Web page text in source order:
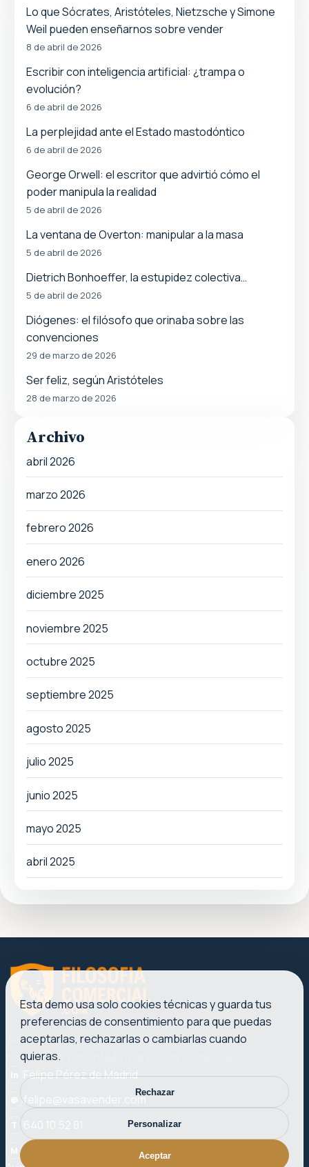
Lo que Sócrates, Aristóteles, Nietzsche y Simone
Weil pueden enseñarnos sobre vender
8 de abril de 2026
Escribir con inteligencia artificial: ¿trampa o
evolución?
6 de abril de 2026
La perplejidad ante el Estado mastodóntico
6 de abril de 2026
George Orwell: el escritor que advirtió cómo el
poder manipula la realidad
5 de abril de 2026
La ventana de Overton: manipular a la masa
5 de abril de 2026
Dietrich Bonhoeffer, la estupidez colectiva…
5 de abril de 2026
Diógenes: el filósofo que orinaba sobre las
convenciones
29 de marzo de 2026
Ser feliz, según Aristóteles
28 de marzo de 2026
Archivo
abril 2026
marzo 2026
febrero 2026
enero 2026
diciembre 2025
noviembre 2025
octubre 2025
septiembre 2025
agosto 2025
julio 2025
junio 2025
mayo 2025
abril 2025
Ventas, liderazgo y marketing con una voz clara,
profesional y orientada a dirección comercial.
Felipe Pérez de Madrid
felipe@vasavender.com
Plaza del Ayuntamiento, 27-3. 46002 Valencia
Esta demo usa solo cookies técnicas y guarda tus
preferencias de consentimiento para que puedas
aceptarlas, rechazarlas o cambiarlas cuando
quieras.
Rechazar
Personalizar
Aceptar